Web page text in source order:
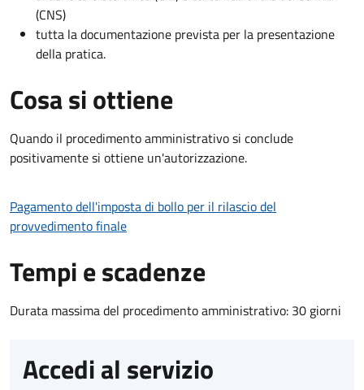
(CNS)
tutta la documentazione prevista per la presentazione
della pratica.
Cosa si ottiene
Quando il procedimento amministrativo si conclude
positivamente si ottiene un'autorizzazione.
Pagamento dell'imposta di bollo per il rilascio del
provvedimento finale
Tempi e scadenze
Durata massima del procedimento amministrativo: 30 giorni
Accedi al servizio